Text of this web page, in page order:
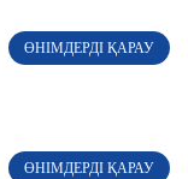
ӨНІМДЕРДІ ҚАРАУ
ӨНІМДЕРДІ ҚАРАУ